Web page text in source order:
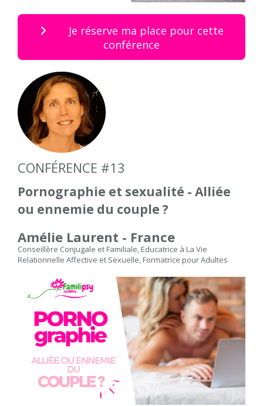
Je réserve ma place pour cette
conférence
CONFÉRENCE #13
Pornographie et sexualité - Alliée
ou ennemie du couple ?
Amélie Laurent - France
Conseillère Conjugale et Familiale, Educatrice à La Vie
Relationnelle Affective et Sexuelle, Formatrice pour Adultes